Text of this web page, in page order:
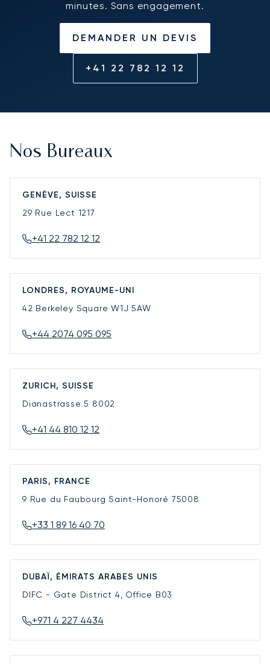
minutes. Sans engagement.
DEMANDER UN DEVIS
+41 22 782 12 12
Nos Bureaux
GENÈVE, SUISSE
29 Rue Lect 1217
+41 22 782 12 12
LONDRES, ROYAUME-UNI
42 Berkeley SquareW1J 5AW
+44 2074 095 095
ZURICH, SUISSE
Dianastrasse 5 8002
+41 44 810 12 12
PARIS, FRANCE
9 Rue du Faubourg Saint-Honoré 75008
+33 1 89 16 40 70
DUBAÏ, ÉMIRATS ARABES UNIS
DIFC - Gate District 4, Office B03
+971 4 227 4434